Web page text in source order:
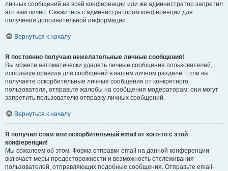
личных сообщений на всей конференции или же администратор запретил
это вам лично. Свяжитесь с администратором конференции для
получения дополнительной информации.
Вернуться к началу
Я постоянно получаю нежелательные личные сообщения!
Вы можете автоматически удалять личные сообщения пользователей,
используя правила для сообщений в вашем личном разделе. Если вы
получаете оскорбительные личные сообщения от конкретного
пользователя, отправьте жалобы на сообщения модераторам; они могут
запретить пользователю отправку личных сообщений.
Вернуться к началу
Я получил спам или оскорбительный email от кого-то с этой
конференции!
Мы сожалеем об этом. Форма отправки email на данной конференции
включает меры предосторожности и возможность отслеживания
пользователей, отправляющих подобные сообщения. Отправьте email-